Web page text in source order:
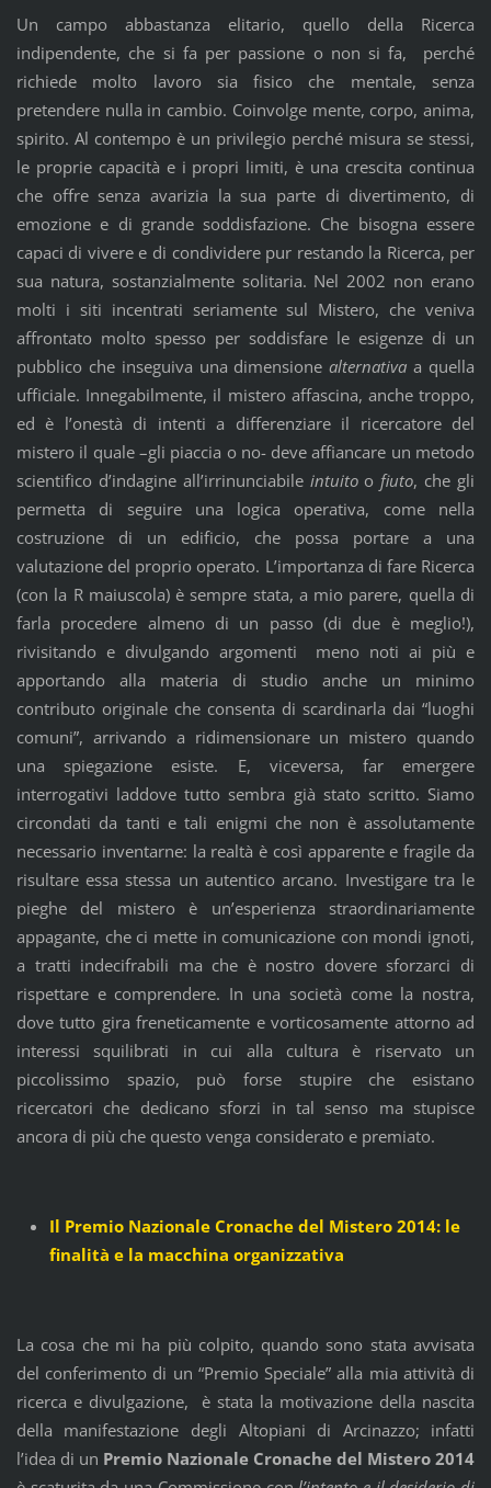
Un campo abbastanza elitario, quello della Ricerca
indipendente, che si fa per passione o non si fa, perché
richiede molto lavoro sia fisico che mentale, senza
pretendere nulla in cambio. Coinvolge mente, corpo, anima,
spirito. Al contempo è un privilegio perché misura se stessi,
le proprie capacità e i propri limiti, è una crescita continua
che offre senza avarizia la sua parte di divertimento, di
emozione e di grande soddisfazione. Che bisogna essere
capaci di vivere e di condividere pur restando la Ricerca, per
sua natura, sostanzialmente solitaria. Nel 2002 non erano
molti i siti incentrati seriamente sul Mistero, che veniva
affrontato molto spesso per soddisfare le esigenze di un
pubblico che inseguiva una dimensionealternativaa quella
ufficiale. Innegabilmente, il mistero affascina, anche troppo,
ed è l’onestà di intenti a differenziare il ricercatore del
mistero il quale –gli piaccia o no- deve affiancare un metodo
scientifico d’indagine all’irrinunciabile intuitoo fiuto, che gli
permetta di seguire una logica operativa, come nella
costruzione di un edificio, che possa portare a una
valutazione del proprio operato. L’importanza di fare Ricerca
(con la R maiuscola) è sempre stata, a mio parere, quella di
farla procedere almeno di un passo (di due è meglio!),
rivisitando e divulgando argomenti meno noti ai più e
apportando alla materia di studio anche un minimo
contributo originale che consenta di scardinarla dai “luoghi
comuni”, arrivando a ridimensionare un mistero quando
una spiegazione esiste. E, viceversa, far emergere
interrogativi laddove tutto sembra già stato scritto. Siamo
circondati da tanti e tali enigmi che non è assolutamente
necessario inventarne: la realtà è così apparente e fragile da
risultare essa stessa un autentico arcano. Investigare tra le
pieghe del mistero è un’esperienza straordinariamente
appagante, che ci mette in comunicazione con mondi ignoti,
a tratti indecifrabili ma che è nostro dovere sforzarci di
rispettare e comprendere. In una società come la nostra,
dove tutto gira freneticamente e vorticosamente attorno ad
interessi squilibrati in cui alla cultura è riservato un
piccolissimo spazio, può forse stupire che esistano
ricercatori che dedicano sforzi in tal senso ma stupisce
ancora di più che questo venga considerato e premiato.
Il Premio Nazionale Cronache del Mistero 2014: le
finalità e la macchina organizzativa
La cosa che mi ha più colpito, quando sono stata avvisata
del conferimento di un “Premio Speciale” alla mia attività di
ricerca e divulgazione, è stata la motivazione della nascita
della manifestazione degli Altopiani di Arcinazzo; infatti
l’idea di un Premio Nazionale Cronache del Mistero 2014